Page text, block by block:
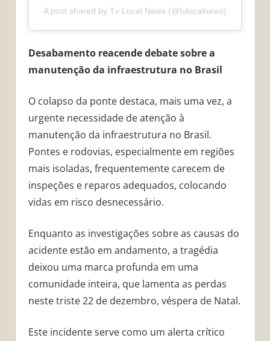
A post shared by Tv Local News (@tvlocalnews)
Desabamento reacende debate sobre a
manutenção da infraestrutura no Brasil
O colapso da ponte destaca, mais uma vez, a
urgente necessidade de atenção à
manutenção da infraestrutura no Brasil.
Pontes e rodovias, especialmente em regiões
mais isoladas, frequentemente carecem de
inspeções e reparos adequados, colocando
vidas em risco desnecessário.
Enquanto as investigações sobre as causas do
acidente estão em andamento, a tragédia
deixou uma marca profunda em uma
comunidade inteira, que lamenta as perdas
neste triste 22 de dezembro, véspera de Natal.
Este incidente serve como um alerta crítico